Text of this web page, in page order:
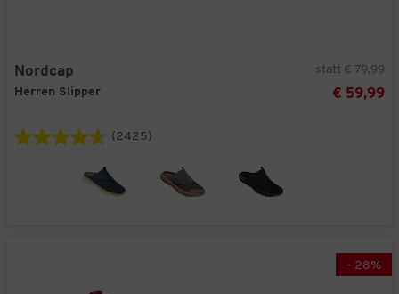
Nordcap
Herren Slipper
statt € 79,99
€ 59,99
(2425)
- 28%